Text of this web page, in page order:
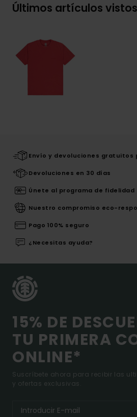
Últimos artículos vistos
Envío y devoluciones gratuitos
Devoluciones en 30 días
Únete al programa de fidelidad
Nuestro compromiso eco-
Pago 100% seguro
¿Necesitas ayuda?
15% DE
TU PRIMERA
ONLINE*
Suscríbete ahora para recibir las
y ofertas exclusivas.